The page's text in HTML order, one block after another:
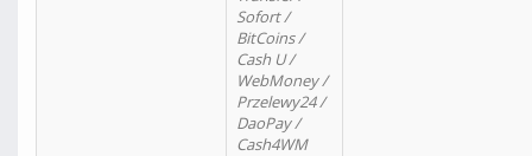
Sofort /
BitCoins /
Cash U /
WebMoney /
Przelewy24 /
DaoPay /
Cash4WM